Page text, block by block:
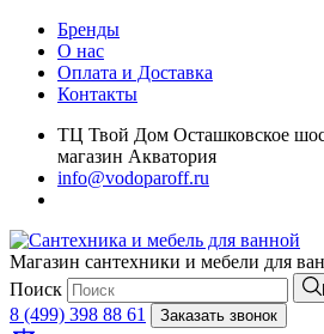
Бренды
О нас
Оплата и Доставка
Контакты
ТЦ Твой Дом Осташковское
магазин Акватория
info@vodoparoff.ru
Магазин сантехники и мебели для
Поиск
8 (499) 398 88 61 Заказать звонок